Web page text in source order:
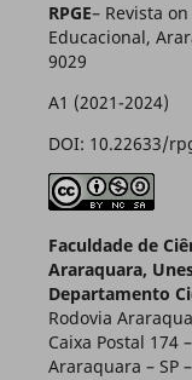
RPGE– Revista
Educacional,
9029
A1 (2021-2024)
DOI: 10.22633/
Faculdade de
Araraquara,
Departamento
Rodovia
Caixa Postal 174
Araraquara – SP